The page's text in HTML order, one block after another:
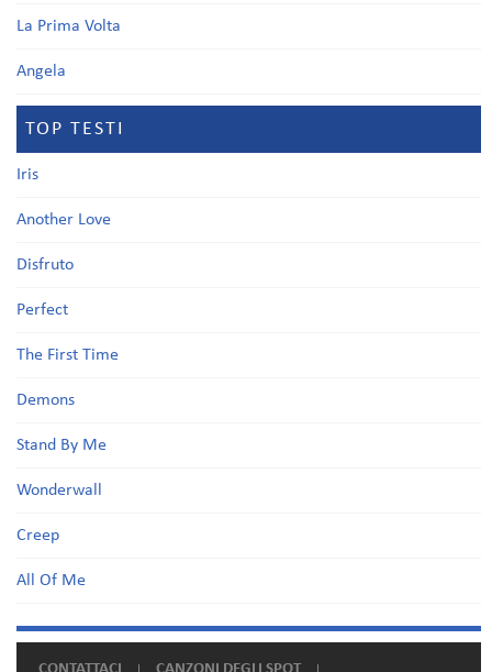
La Prima Volta
Angela
TOP TESTI
Iris
Another Love
Disfruto
Perfect
The First Time
Demons
Stand By Me
Wonderwall
Creep
All Of Me